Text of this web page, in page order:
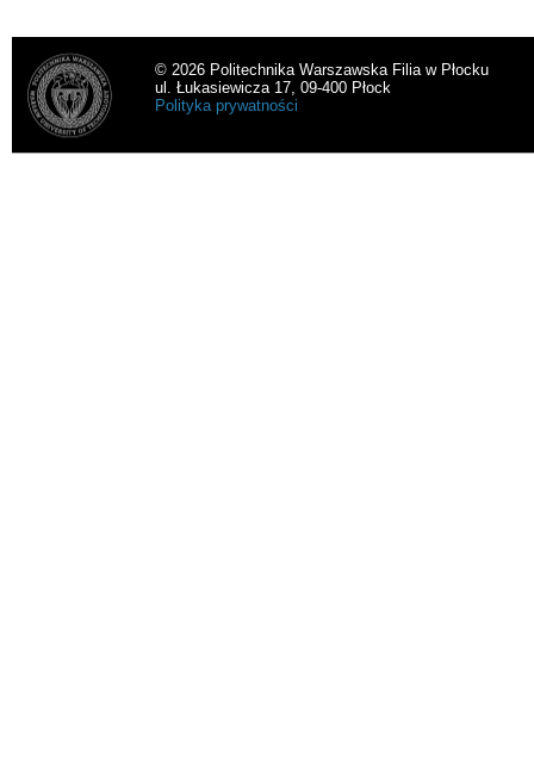
© 2026 Politechnika Warszawska Filia w Płocku
ul. Łukasiewicza 17, 09-400 Płock
Polityka prywatności